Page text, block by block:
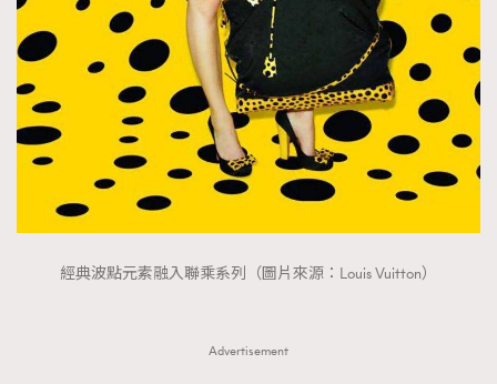
經典波點元素融入聯乘系列（圖片來源：Louis Vuitton）
Advertisement